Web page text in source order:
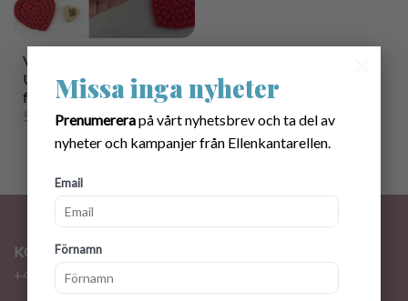
Missa inga nyheter
Prenumererapå vårt nyhetsbrev och ta del av
nyheter och kampanjer från Ellenkantarellen.
Email
Förnamn
Virkmönster Hjärt-
Underlägg + Utskriftbara
förpackningar
50.00kr
KONTAKT
+46 72 310 46 48